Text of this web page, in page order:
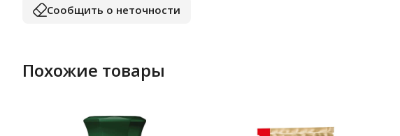
Сообщить о неточности
Похожие товары